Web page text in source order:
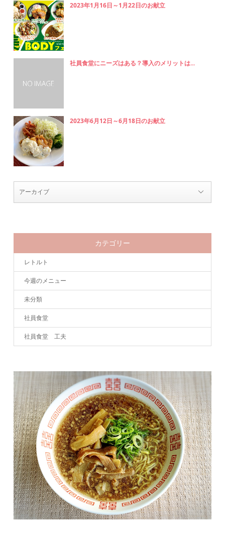
2023年1月16日～1月22日のお献立
社員食堂にニーズはある？導入のメリットは...
2023年6月12日～6月18日のお献立
カテゴリー
レトルト
今週のメニュー
未分類
社員食堂
社員食堂 工夫